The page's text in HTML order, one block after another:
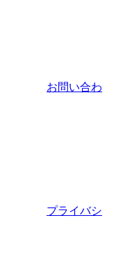
お問い合わ
プライバシ